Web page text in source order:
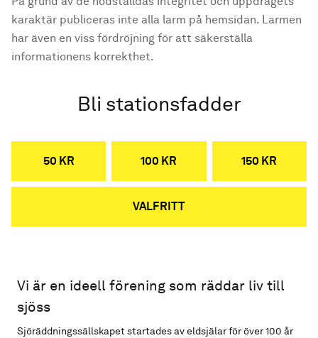
karaktär publiceras inte alla larm på hemsidan. Larmen
har även en viss fördröjning för att säkerställa
informationens korrekthet.
Bli stationsfadder
50 KR 100 KR 150 KR
VALFRITT
Vi är en ideell förening som räddar liv till
sjöss
Sjöräddningssällskapet startades av eldsjälar för över 100 år